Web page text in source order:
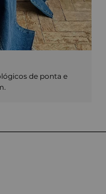
de ponta e